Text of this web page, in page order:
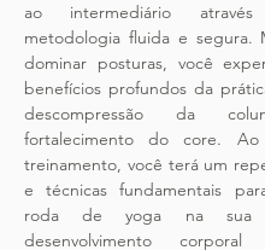
ao intermediário
metodologia fluida e segura.
dominar posturas, você
benefícios profundos da
descompressão da
fortalecimento do core.
treinamento, você terá um
e técnicas fundamentais
roda de yoga na sua
desenvolvimento